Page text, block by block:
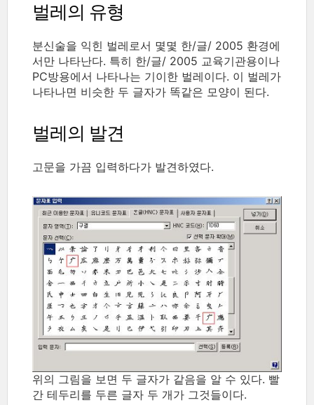
벌레의 유형
분신술을 익힌 벌레로서 몇몇 한/글/ 2005 환경에
서만 나타난다. 특히 한/글/ 2005 교육기관용이나
PC방용에서 나타나는 기이한 벌레이다. 이 벌레가
나타나면 비슷한 두 글자가 똑같은 모양이 된다.
벌레의 발견
고문을 가끔 입력하다가 발견하였다.
위의 그림을 보면 두 글자가 같음을 알 수 있다. 빨
간 테두리를 두른 글자 두 개가 그것들이다.